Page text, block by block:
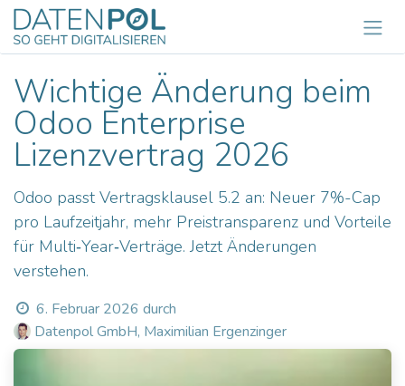
Zum Inhalt springen
Wichtige Änderung beim
Odoo Enterprise
Lizenzvertrag 2026
Odoo passt Vertragsklausel 5.2 an: Neuer 7%-Cap
pro Laufzeitjahr, mehr Preistransparenz und Vorteile
für Multi‑Year‑Verträge. Jetzt Änderungen
verstehen.
6. Februar 2026 durch
Datenpol GmbH, Maximilian Ergenzinger